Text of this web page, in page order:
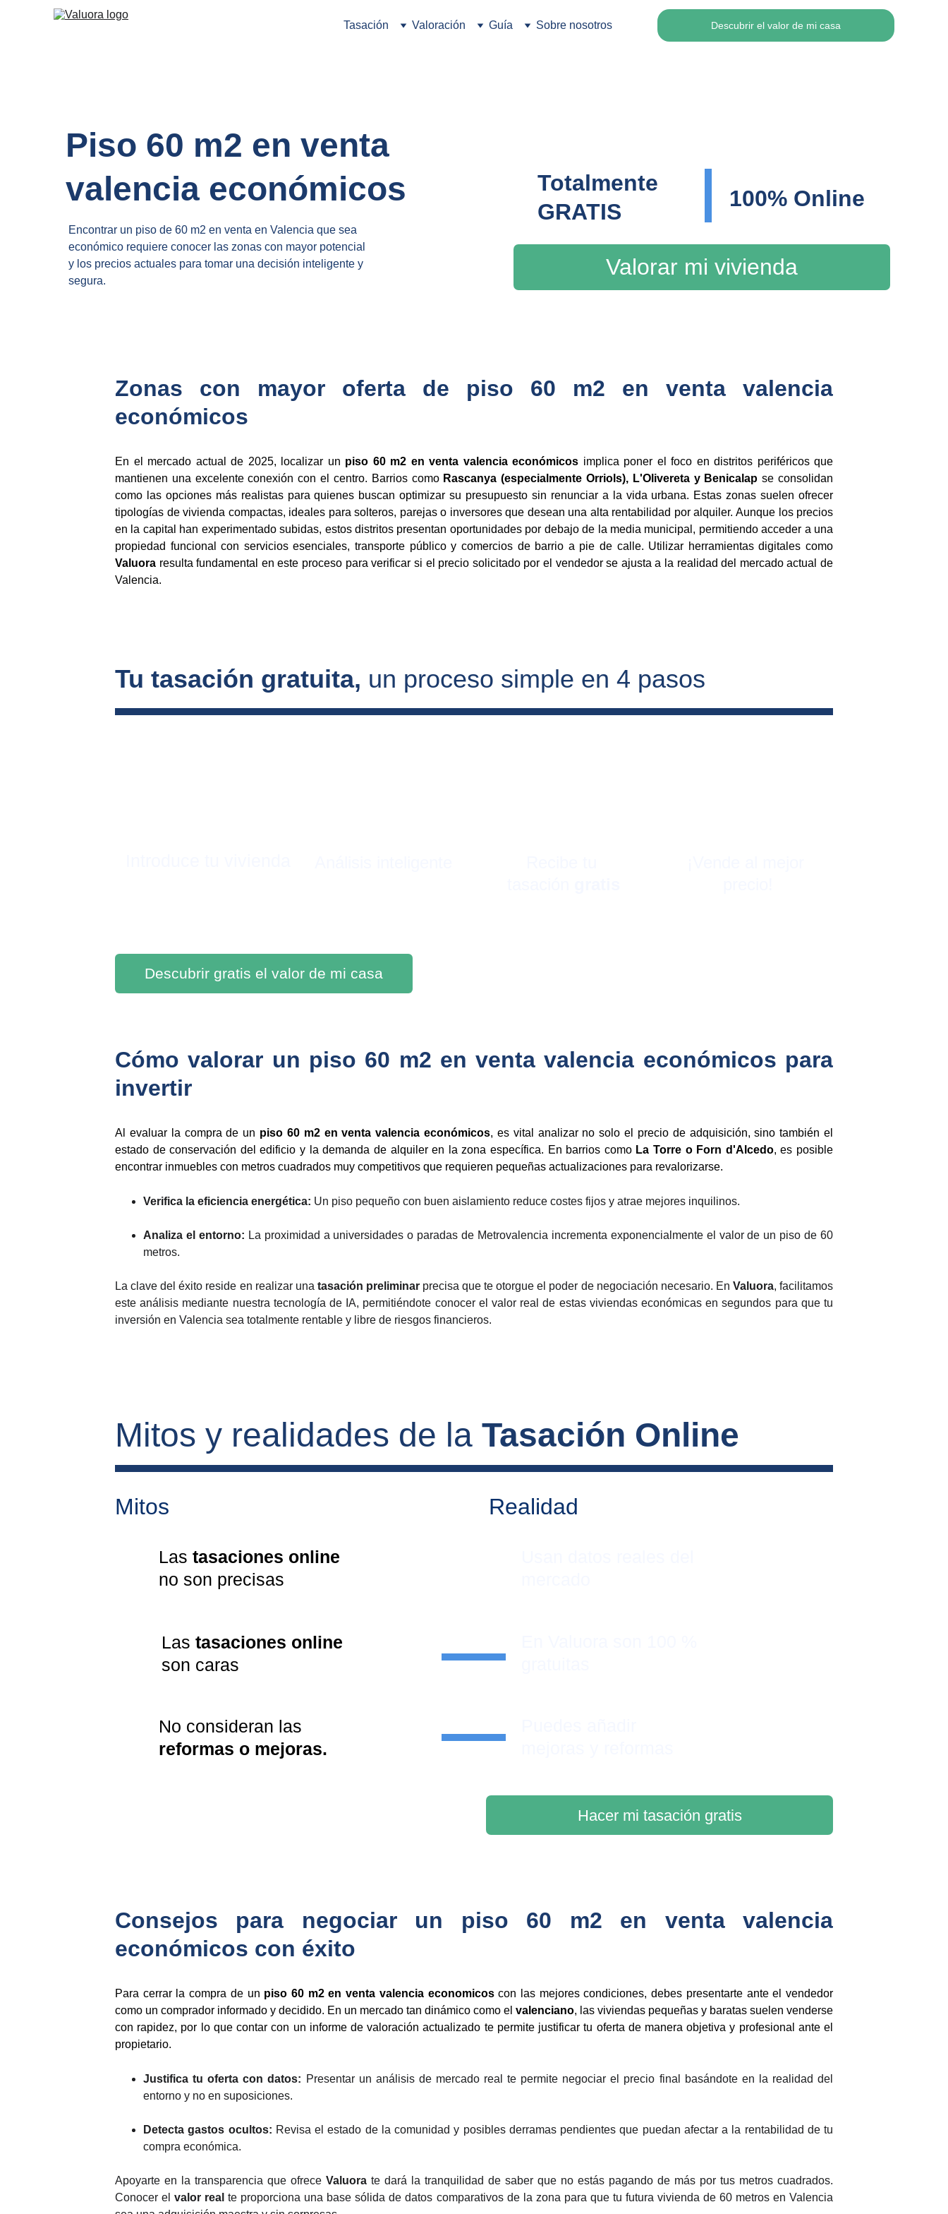
Tasación Valoración Guía Sobre nosotros Descubrir el valor de mi casa
Piso 60 m2 en venta
valencia económicos
Encontrar un piso de 60 m2 en venta en Valencia que sea
económico requiere conocer las zonas con mayor potencial
y los precios actuales para tomar una decisión inteligente y
segura.
Totalmente
GRATIS
Valorar mi vivienda
100% Online
Zonas con mayor oferta de piso 60 m2 en venta valencia
económicos
En el mercado actual de 2025, localizar un piso 60 m2 en venta valencia económicos implica poner el foco en distritos periféricos que
mantienen una excelente conexión con el centro. Barrios como Rascanya (especialmente Orriols), L'Olivereta y Benicalap se consolidan
como las opciones más realistas para quienes buscan optimizar su presupuesto sin renunciar a la vida urbana. Estas zonas suelen ofrecer
tipologías de vivienda compactas, ideales para solteros, parejas o inversores que desean una alta rentabilidad por alquiler. Aunque los precios
en la capital han experimentado subidas, estos distritos presentan oportunidades por debajo de la media municipal, permitiendo acceder a una
propiedad funcional con servicios esenciales, transporte público y comercios de barrio a pie de calle. Utilizar herramientas digitales como
Valuora resulta fundamental en este proceso para verificar si el precio solicitado por el vendedor se ajusta a la realidad del mercado actual de
Valencia.
Descubrir gratis el valor de mi casa
Tu tasación gratuita, un proceso simple en 4 pasos
Cómo valorar un piso 60 m2 en venta valencia económicos para
invertir
Al evaluar la compra de un piso 60 m2 en venta valencia económicos, es vital analizar no solo el precio de adquisición, sino también el
estado de conservación del edificio y la demanda de alquiler en la zona específica. En barrios como La Torre o Forn d'Alcedo, es posible
encontrar inmuebles con metros cuadrados muy competitivos que requieren pequeñas actualizaciones para revalorizarse.
Verifica la eficiencia energética: Un piso pequeño con buen aislamiento reduce costes fijos y atrae mejores inquilinos.
Analiza el entorno: La proximidad a universidades o paradas de Metrovalencia incrementa exponencialmente el valor de un piso de 60
metros.
La clave del éxito reside en realizar una tasación preliminarprecisa que te otorgue el poder de negociación necesario. En Valuora, facilitamos
este análisis mediante nuestra tecnología de IA, permitiéndote conocer el valor real de estas viviendas económicas en segundos para que tu
inversión en Valencia sea totalmente rentable y libre de riesgos financieros.
Hacer mi tasación gratis
Mitos y realidades de la Tasación Online
Mitos Realidad
Las tasaciones online
no son precisas
Las tasaciones online
son caras
No consideran las
reformas o mejoras.
Consejos para negociar un piso 60 m2 en venta valencia
económicos con éxito
Para cerrar la compra de un piso 60 m2 en venta valencia economicoscon las mejores condiciones, debes presentarte ante el vendedor
como un comprador informado y decidido. En un mercado tan dinámico como el valenciano, las viviendas pequeñas y baratas suelen venderse
con rapidez, por lo que contar con un informe de valoración actualizado te permite justificar tu oferta de manera objetiva y profesional ante el
propietario.
Justifica tu oferta con datos: Presentar un análisis de mercado real te permite negociar el precio final basándote en la realidad del
entorno y no en suposiciones.
Detecta gastos ocultos: Revisa el estado de la comunidad y posibles derramas pendientes que puedan afectar a la rentabilidad de tu
compra económica.
Apoyarte en la transparencia que ofreceValuora te dará la tranquilidad de saber que no estás pagando de más por tus metros cuadrados.
Conocer elvalor real te proporciona una base sólida de datos comparativos de la zona para que tu futura vivienda de 60 metros en Valencia